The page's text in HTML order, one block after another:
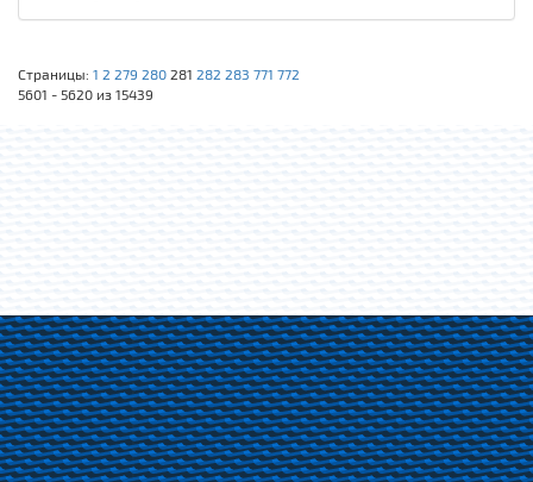
Страницы: 1 2 279 280 281 282 283 771 772
5601 - 5620 из 15439